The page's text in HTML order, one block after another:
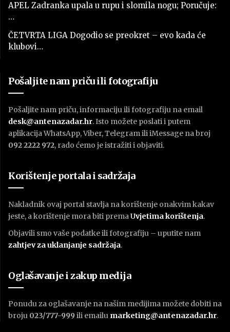
APEL Zadranka upala u rupu i slomila nogu; Poručuje:
…
ČETVRTA LIGA Dogodio se preokret – evo kada će
klubovi…
Pošaljite nam priču ili fotografiju
Pošaljite nam priču, informaciju ili fotografiju na email
desk@antenazadar.hr. Isto možete poslati i putem
aplikacija WhatsApp, Viber, Telegram ili iMessage na broj
092 2222 972, rado ćemo je istražiti i objaviti.
Korištenje portala i sadržaja
Nakladnik ovaj portal stavlja na korištenje onakvim kakav
jeste, a korištenje mora biti prema Uvjetima korištenja.
Objavili smo vaše podatke ili fotografiju – uputite nam
zahtjev za uklanjanje sadržaja.
Oglašavanje i zakup medija
Ponudu za oglašavanje na našim medijima možete dobiti na
broju 023/777-999 ili emailu marketing@antenazadar.hr.